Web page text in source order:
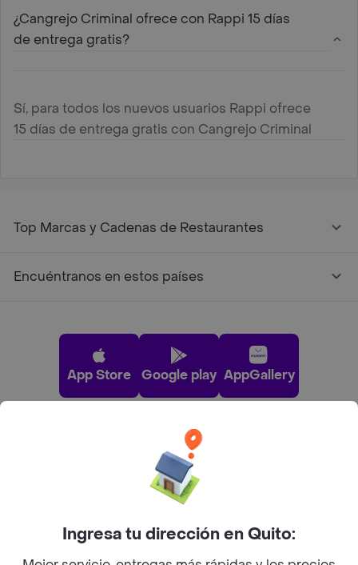
¿Cangrejo Criminal ofrece con Rappi 15 días
de entrega gratis?
Sí, para todos los nuevos usuarios Rappi ofrece
15 días de entrega gratis con Cangrejo Criminal
Top Marcas y Cadenas de Restaurantes
Encuéntranos en estos países
App Store Google play AppGallery
Pide tu comida favorita cerca de ti
Ingresa tu dirección en Quito: